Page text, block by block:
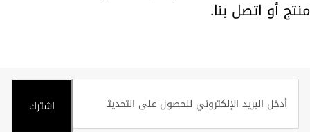
منتج أو اتصل بنا.
اشترك